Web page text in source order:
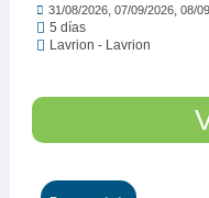
31/08/2026 07/09/2026 08/
5 días
Lavrion - Lavrion